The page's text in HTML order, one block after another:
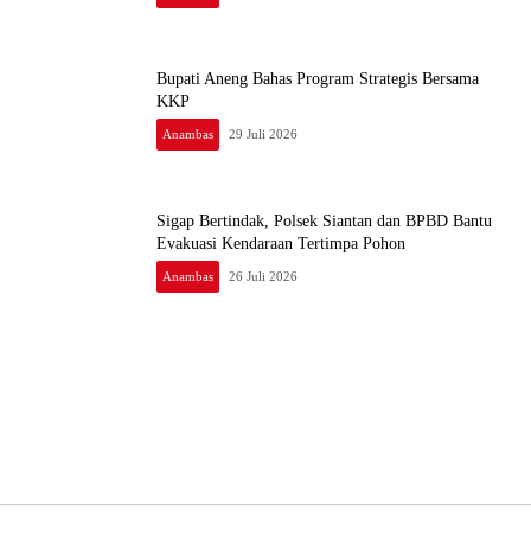
Bupati Aneng Bahas Program Strategis Bersama
KKP
Anambas 29 Juli 2026
Sigap Bertindak, Polsek Siantan dan BPBD Bantu
Evakuasi Kendaraan Tertimpa Pohon
Anambas 26 Juli 2026